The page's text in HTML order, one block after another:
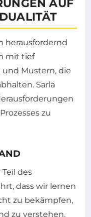
AUF
herausfordernd
mit tief
Mustern, die
Sarla
zu
des
dass wir lernen
zu bekämpfen,
zu verstehen.